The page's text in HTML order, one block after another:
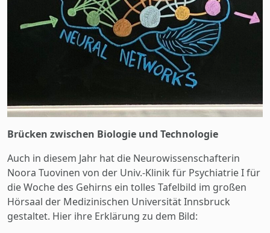
Brücken zwischen Biologie und Technologie
Auch in diesem Jahr hat die Neurowissenschafterin
Noora Tuovinen von der Univ.-Klinik für Psychiatrie I für
die Woche des Gehirns ein tolles Tafelbild im großen
Hörsaal der Medizinischen Universität Innsbruck
gestaltet. Hier ihre Erklärung zu dem Bild: